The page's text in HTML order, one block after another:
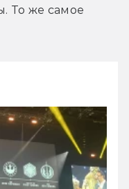
То же самое